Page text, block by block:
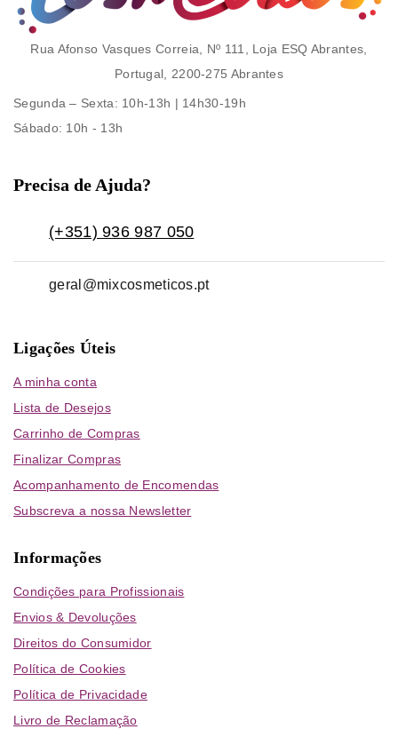
Rua Afonso Vasques Correia, Nº 111, Loja ESQ Abrantes,
Portugal, 2200-275 Abrantes
Segunda – Sexta: 10h-13h | 14h30-19h
Sábado: 10h - 13h
Precisa de Ajuda?
(+351) 936 987 050
geral@mixcosmeticos.pt
Ligações Úteis
A minha conta
Lista de Desejos
Carrinho de Compras
Finalizar Compras
Acompanhamento de Encomendas
Subscreva a nossa Newsletter
Informações
Condições para Profissionais
Envios & Devoluções
Direitos do Consumidor
Política de Cookies
Política de Privacidade
Livro de Reclamação